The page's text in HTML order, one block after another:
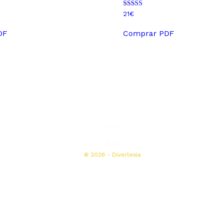
Valorado con
21€
Comprar PDF
© 2026 - Diverlexia